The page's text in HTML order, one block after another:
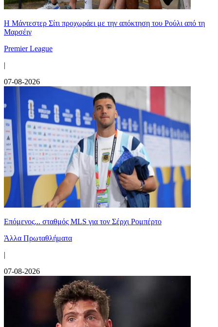
Η Μάντεστερ Σίτι προχωράει με την απόκτηση του Ρούλι από τη
Μαρσέιγ
Premier League
|
07-08-2026
Επόμενος... σταθμός MLS για τον Σέρχι Ρομπέρτο
Άλλα Πρωταθλήματα
|
07-08-2026